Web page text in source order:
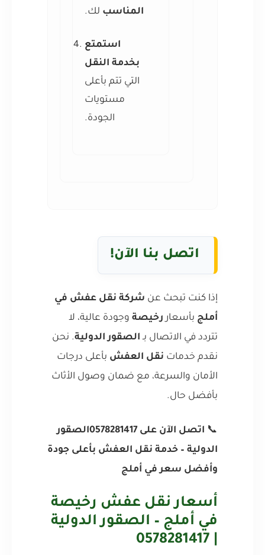
المناسب لك.
استمتع
بخدمة النقل
التي تتم بأعلى
مستويات
الجودة.
اتصل بنا الآن!
إذا كنت تبحث عن شركة نقل عفش في
أملج بأسعار رخيصة وجودة عالية، لا
تتردد في الاتصال بـ الصقور الدولية. نحن
نقدم خدمات نقل العفش بأعلى درجات
الأمان والسرعة، مع ضمان وصول الأثاث
بأفضل حال.
📞 اتصل الآن على 0578281417
الصقور
الدولية – خدمة نقل العفش بأعلى جودة
وأفضل سعر في أملج
أسعار نقل عفش رخيصة
في أملج – الصقور الدولية